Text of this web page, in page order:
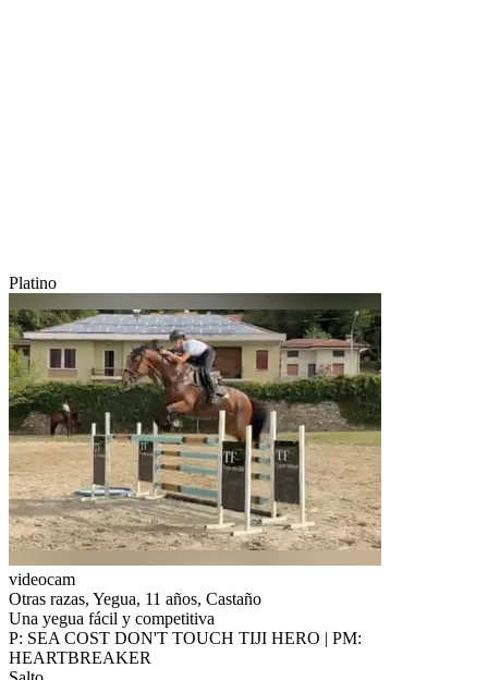
Platino
videocam
Otras razas, Yegua, 11 años, Castaño
Una yegua fácil y competitiva
P: SEA COST DON'T TOUCH TIJI HERO | PM:
HEARTBREAKER